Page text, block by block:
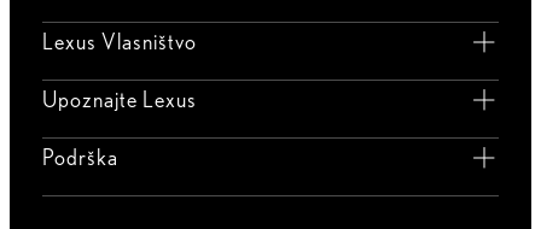
Lexus Vlasništvo
Upoznajte Lexus
Podrška